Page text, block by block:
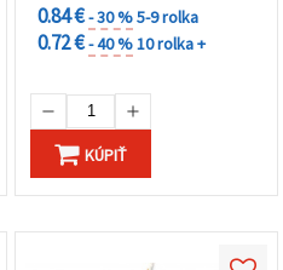
0.84 €- 30 %5-9 rolka
0.72 €- 40 %10 rolka +
KÚPIŤ